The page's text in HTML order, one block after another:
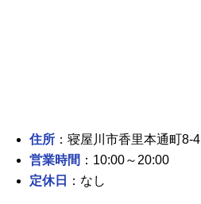
住所 ：寝屋川市香里本通町8-4
営業時間 ：10:00～20:00
定休日
：なし